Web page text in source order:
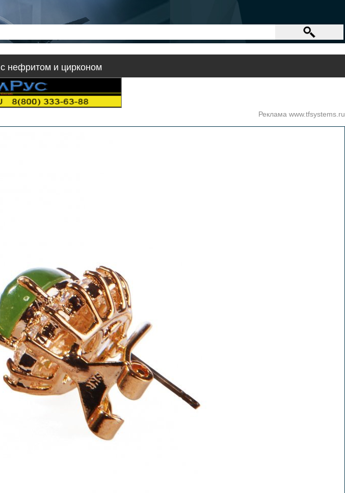
нефритом и цирконом
Реклама www.tfsystems.ru